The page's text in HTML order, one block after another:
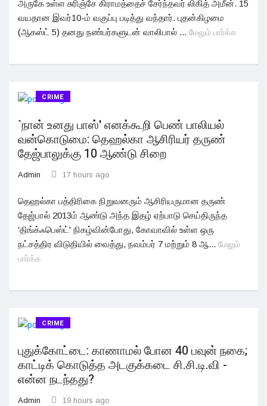
அருகே உள்ள சுரிஞ்சே கிராமத்தைச் சேர்ந்தவர் லிகித் அமீன். 15
வயதான இவர்10-ம் வகுப்பு படித்து வந்தார். புதன்கிழமை
(ஆகஸ்ட் 5) தனது நண்பர்களுடன் வாலிபால் ... மேலும் பார்க்க
CRIME
`நான் உனது பாஸ்' எனக்கூறி பெண் பாலியல்
வன்கொடுமை: தெஹல்கா ஆசிரியர் தருண்
தேஜ்பாலுக்கு 10 ஆண்டு சிறை
Admin 17 hours ago
தெஹல்கா பத்திரிகை நிறுவனரும் ஆசிரியருமான தருண்
தேஜ்பால் 2013ம் ஆண்டு அந்த இதழ் ஏற்பாடு செய்திருந்த
'திங்க்ஃபெஸ்ட்' நிகழ்வின்போது, ​​கோவாவில் உள்ள ஒரு
நட்சத்திர விடுதியில் வைத்து, நவம்பர் 7 மற்றும் 8 ஆ... மேலும்
பார்க்க
CRIME
புதுக்கோட்டை: காணாமல் போன 40 பவுன் நகை;
காட்டிக் கொடுத்த அடகுக்கடை சி.சி.டி.வி -
என்ன நடந்தது?
Admin 19 hours ago